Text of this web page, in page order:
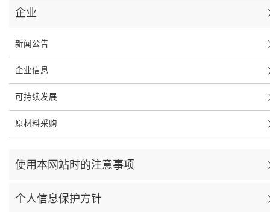
企业
新闻公告
企业信息
可持续发展
原材料采购
使用本网站时的注意事项
个人信息保护方针